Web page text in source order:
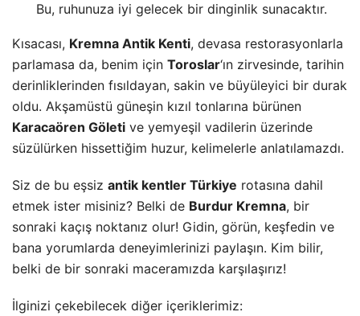
Bu, ruhunuza iyi gelecek bir dinginlik sunacaktır.
Kısacası, Kremna Antik Kenti, devasa restorasyonlarla
parlamasa da, benim için Toroslar‘ın zirvesinde, tarihin
derinliklerinden fısıldayan, sakin ve büyüleyici bir durak
oldu. Akşamüstü güneşin kızıl tonlarına bürünen
Karacaören Göleti ve yemyeşil vadilerin üzerinde
süzülürken hissettiğim huzur, kelimelerle anlatılamazdı.
Siz de bu eşsiz antik kentler Türkiye rotasına dahil
etmek ister misiniz? Belki de Burdur Kremna, bir
sonraki kaçış noktanız olur! Gidin, görün, keşfedin ve
bana yorumlarda deneyimlerinizi paylaşın. Kim bilir,
belki de bir sonraki maceramızda karşılaşırız!
İlginizi çekebilecek diğer içeriklerimiz: